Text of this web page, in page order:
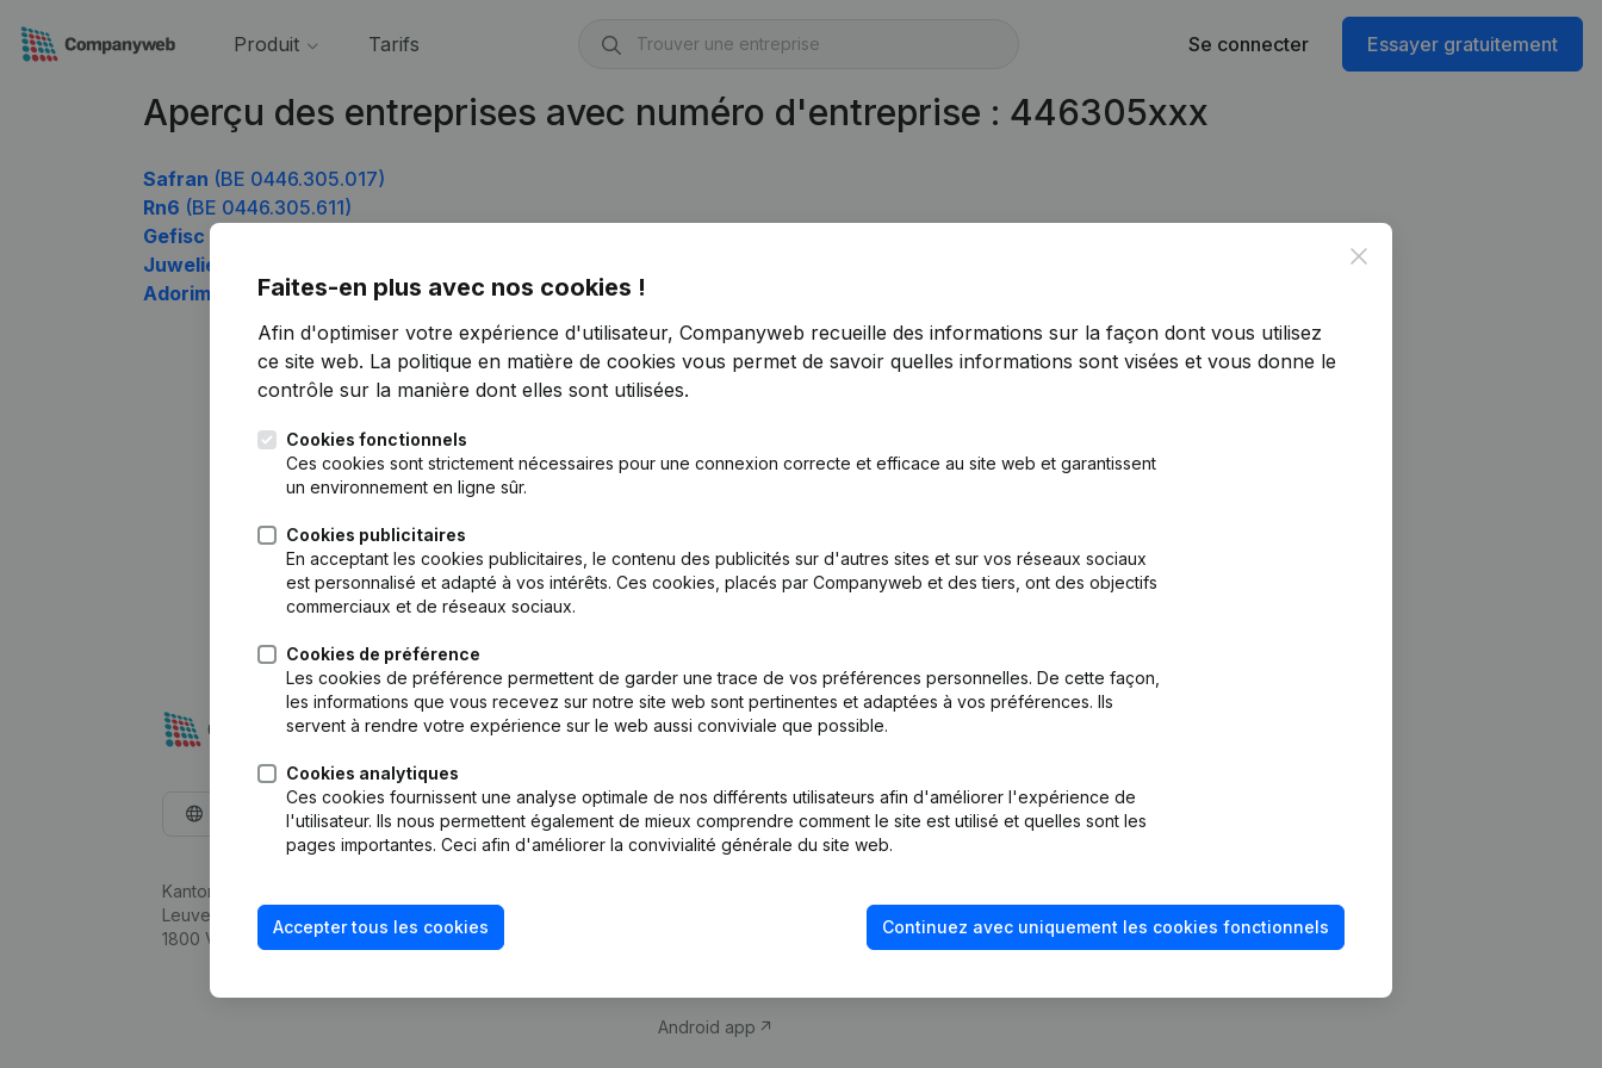
Produit Tarifs Se connecter Essayer gratuitement
Aperçu des entreprises avec numéro d'entreprise : 446305xxx
Safran (BE 0446.305.017)
Rn6 (BE 0446.305.611)
Gefisc (BE 0446.305.710)
Juweliers Jehaes
Adorimmo
(BE 0446.305.908)
Close
Faites-en plus avec nos cookies !
Afin d'optimiser votre expérience d'utilisateur, Companyweb recueille des informations sur la façon dont vous utilisez
ce site web. La politique en matière de cookies vous permet de savoir quelles informations sont visées et vous donne le
contrôle sur la manière dont elles sont utilisées.
Cookies fonctionnels
Ces cookies sont strictement nécessaires pour une connexion correcte et efficace au site web et garantissent
un environnement en ligne sûr.
Cookies publicitaires
En acceptant les cookies publicitaires, le contenu des publicités sur d'autres sites et sur vos réseaux sociaux
est personnalisé et adapté à vos intérêts. Ces cookies, placés par Companyweb et des tiers, ont des objectifs
commerciaux et de réseaux sociaux.
Cookies de préférence
Les cookies de préférence permettent de garder une trace de vos préférences personnelles. De cette façon,
les informations que vous recevez sur notre site web sont pertinentes et adaptées à vos préférences. Ils
servent à rendre votre expérience sur le web aussi conviviale que possible.
Cookies analytiques
Ces cookies fournissent une analyse optimale de nos différents utilisateurs afin d'améliorer l'expérience de
l'utilisateur. Ils nous permettent également de mieux comprendre comment le site est utilisé et quelles sont les
pages importantes. Ceci afin d'améliorer la convivialité générale du site web.
Accepter tous les cookies Continuez avec uniquement les cookies fonctionnels
Français
Kantorenpark Everest
Leuvensesteenweg 248D,
1800 Vilvoorde
Produit
d’entreprise
Monitoring
Android app
fraude
Consulter des comptes annuels
Vérification de la solvabilité